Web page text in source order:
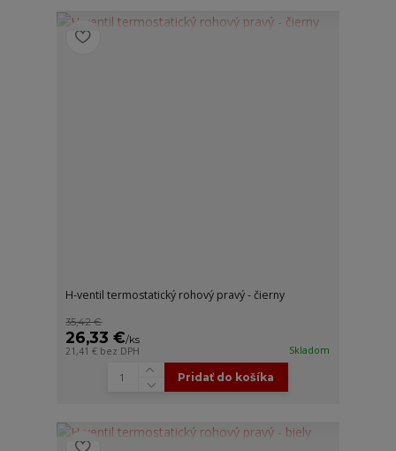
H-ventil termostatický rohový pravý - čierny
35,42 €
26,33 €/ks
21,41 € bez DPH Skladom
Pridať do košíka